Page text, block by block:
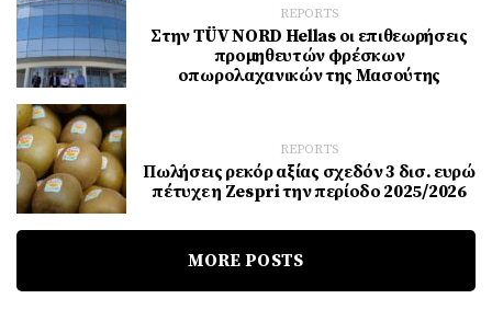
REPORTS
Στην TÜV NORD Hellas οι επιθεωρήσεις
προμηθευτών φρέσκων
οπωρολαχανικών της Μασούτης
REPORTS
Πωλήσεις ρεκόρ αξίας σχεδόν 3 δισ. ευρώ
πέτυχε η Zespri την περίοδο 2025/2026
MORE POSTS